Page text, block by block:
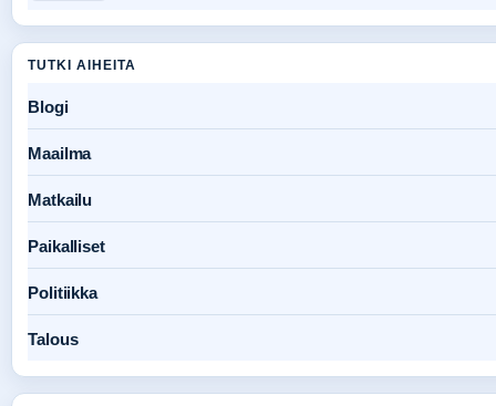
TUTKI AIHEITA
Blogi
Maailma
Matkailu
Paikalliset
Politiikka
Talous